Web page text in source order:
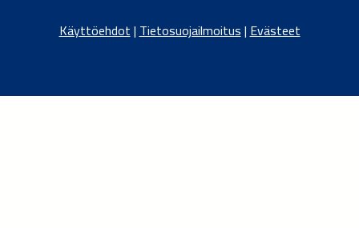
Käyttöehdot|Tietosuojailmoitus|Evästeet